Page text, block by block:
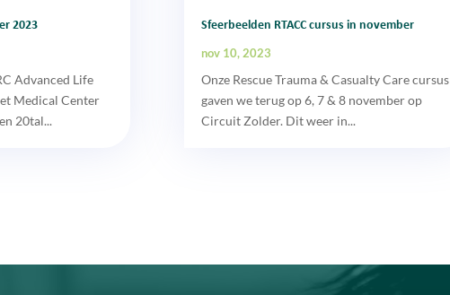
2023
Advanced Life
Medical Center
20tal...
Sfeerbeelden RTACC cursus in november
nov 10, 2023
Onze Rescue Trauma & Casualty Care cursus
gaven we terug op 6, 7 & 8 november op
Circuit Zolder. Dit weer in...